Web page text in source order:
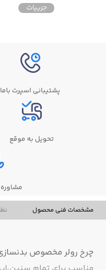
جزییات
پشتیبانی اسپرت باما
تحویل به موقع
مشخصات فنی محصول
چرخ رولر مخصوص